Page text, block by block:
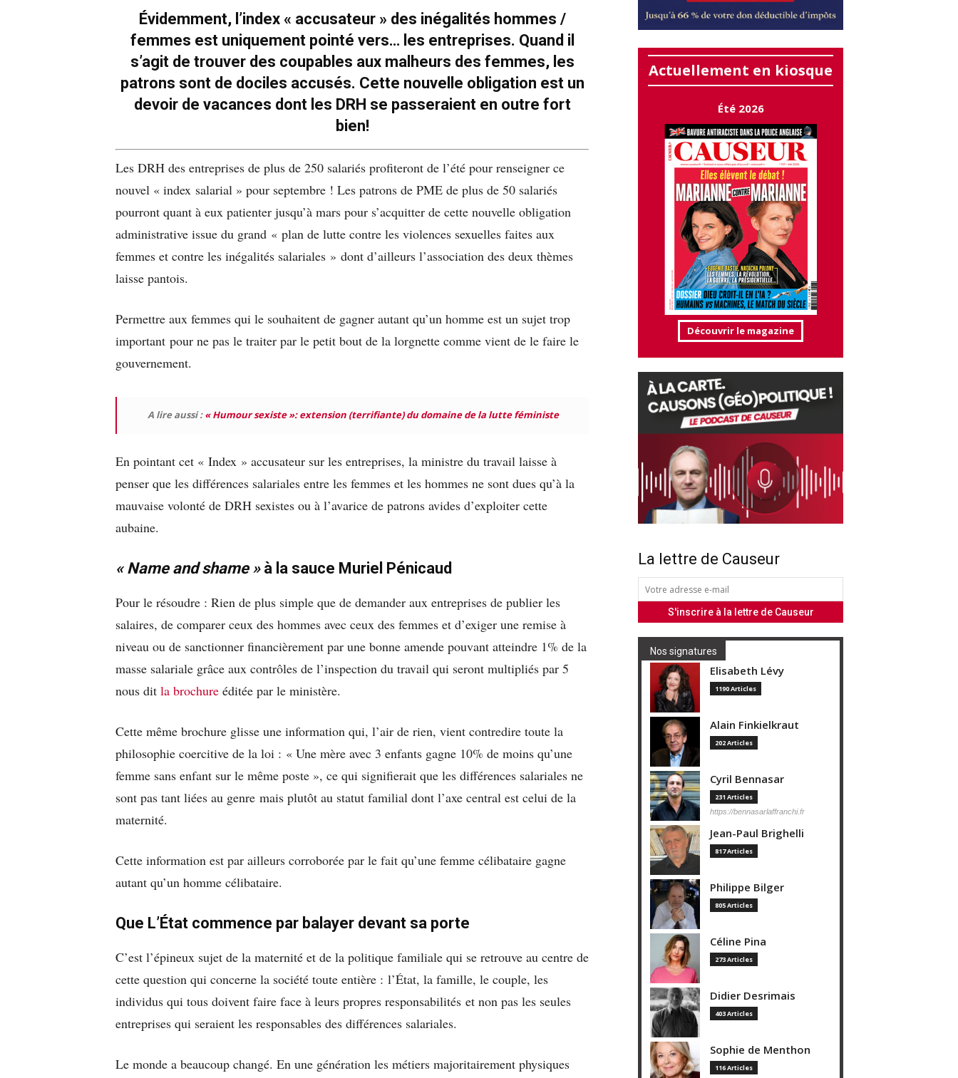
Évidemment, l’index « accusateur » des inégalités hommes /
femmes est uniquement pointé vers… les entreprises. Quand il
s’agit de trouver des coupables aux malheurs des femmes, les
patrons sont de dociles accusés. Cette nouvelle obligation est un
devoir de vacances dont les DRH se passeraient en outre fort
bien!
Les DRH des entreprises de plus de 250 salariés profiteront de l’été pour renseigner ce
nouvel « index salarial » pour septembre ! Les patrons de PME de plus de 50 salariés
pourront quant à eux patienter jusqu’à mars pour s’acquitter de cette nouvelle obligation
administrative issue du grand « plan de lutte contre les violences sexuelles faites aux
femmes et contre les inégalités salariales » dont d’ailleurs l’association des deux thèmes
laisse pantois.
Permettre aux femmes qui le souhaitent de gagner autant qu’un homme est un sujet trop
important pour ne pas le traiter par le petit bout de la lorgnette comme vient de le faire le
gouvernement.
A lire aussi :« Humour sexiste »: extension (terrifiante) du domaine de la lutte féministe
En pointant cet « Index » accusateur sur les entreprises, la ministre du travail laisse à
penser que les différences salariales entre les femmes et les hommes ne sont dues qu’à la
mauvaise volonté de DRH sexistes ou à l’avarice de patrons avides d’exploiter cette
aubaine.
« Name and shame » à la sauce Muriel Pénicaud
Pour le résoudre : Rien de plus simple que de demander aux entreprises de publier les
salaires, de comparer ceux des hommes avec ceux des femmes et d’exiger une remise à
niveau ou de sanctionner financièrement par une bonne amende pouvant atteindre 1% de la
masse salariale grâce aux contrôles de l’inspection du travail qui seront multipliés par 5
nous dit la brochure éditée par le ministère.
Cette même brochure glisse une information qui, l’air de rien, vient contredire toute la
philosophie coercitive de la loi : « Une mère avec 3 enfants gagne 10% de moins qu’une
femme sans enfant sur le même poste », ce qui signifierait que les différences salariales ne
sont pas tant liées au genre mais plutôt au statut familial dont l’axe central est celui de la
maternité.
Cette information est par ailleurs corroborée par le fait qu’une femme célibataire gagne
autant qu’un homme célibataire.
Que L’État commence par balayer devant sa porte
C’est l’épineux sujet de la maternité et de la politique familiale qui se retrouve au centre de
cette question qui concerne la société toute entière : l’État, la famille, le couple, les
individus qui tous doivent faire face à leurs propres responsabilités et non pas les seules
entreprises qui seraient les responsables des différences salariales.
Le monde a beaucoup changé. En une génération les métiers majoritairement physiques
Actuellement en kiosque
Été 2026
Découvrir le magazine
La lettre de Causeur
Nos signatures
Elisabeth Lévy
1190 Articles
Alain Finkielkraut
202 Articles
Cyril Bennasar
231 Articles
https://bennasarlaffranchi.fr
Jean-Paul Brighelli
817 Articles
Philippe Bilger
805 Articles
Céline Pina
273 Articles
Didier Desrimais
403 Articles
Sophie de Menthon
116 Articles